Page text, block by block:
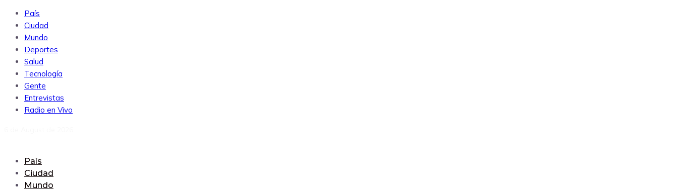
País
Ciudad
Mundo
Deportes
Salud
Tecnología
Gente
Entrevistas
Radio en Vivo
País
Ciudad
Mundo